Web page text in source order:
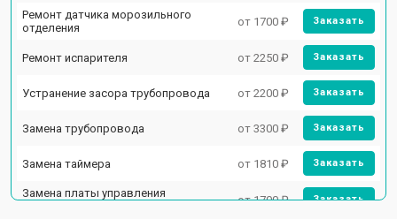
Ремонт датчика морозильного
отделения
от 1700 ₽ Заказать
Ремонт испарителя от 2250 ₽ Заказать
Устранение засора трубопровода от 2200 ₽ Заказать
Замена трубопровода от 3300 ₽ Заказать
Замена таймера от 1810 ₽ Заказать
Замена платы управления
от 1700 ₽ Заказать